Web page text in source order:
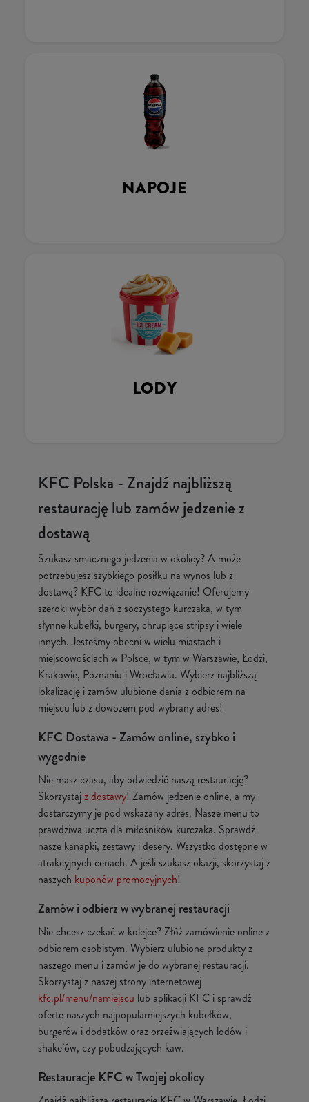
NAPOJE
LODY
KFC Polska - Znajdź najbliższą
restaurację lub zamów jedzenie z
dostawą
Szukasz smacznego jedzenia w okolicy? A może
potrzebujesz szybkiego posiłku na wynos lub z
dostawą? KFC to idealne rozwiązanie! Oferujemy
szeroki wybór dań z soczystego kurczaka, w tym
słynne kubełki, burgery, chrupiące stripsy i wiele
innych. Jesteśmy obecni w wielu miastach i
miejscowościach w Polsce, w tym w Warszawie, Łodzi,
Krakowie, Poznaniu i Wrocławiu. Wybierz najbliższą
lokalizację i zamów ulubione dania z odbiorem na
miejscu lub z dowozem pod wybrany adres!
KFC Dostawa - Zamów online, szybko i
wygodnie
Nie masz czasu, aby odwiedzić naszą restaurację?
Skorzystajz dostawy! Zamów jedzenie online, a my
dostarczymy je pod wskazany adres. Nasze menu to
prawdziwa uczta dla miłośników kurczaka. Sprawdź
nasze kanapki, zestawy i desery. Wszystko dostępne w
atrakcyjnych cenach. A jeśli szukasz okazji, skorzystaj z
naszych kuponów promocyjnych!
Zamów i odbierz w wybranej restauracji
Nie chcesz czekać w kolejce? Złóż zamówienie online z
odbiorem osobistym. Wybierz ulubione produkty z
naszego menu i zamów je do wybranej restauracji.
Skorzystaj z naszej strony internetowej
kfc.pl/menu/namiejscu lub aplikacji KFC i sprawdź
ofertę naszych najpopularniejszych kubełków,
burgerów i dodatków oraz orzeźwiających lodów i
shake’ów, czy pobudzających kaw.
Restauracje KFC w Twojej okolicy